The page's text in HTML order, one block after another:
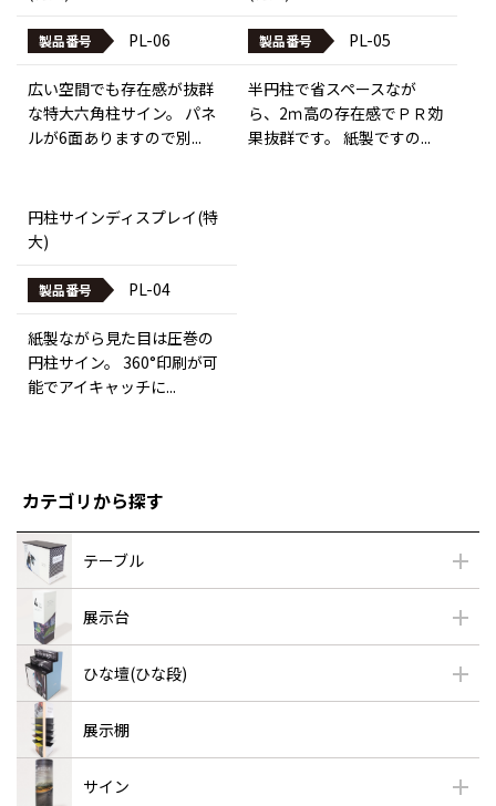
製品番号 PL-06
広い空間でも存在感が抜群
な特大六角柱サイン。 パネ
ルが6面ありますので別...
製品番号 PL-05
半円柱で省スペースなが
ら、2ｍ高の存在感でＰＲ効
果抜群です。 紙製ですの...
円柱サインディスプレイ(特
大)
製品番号 PL-04
紙製ながら見た目は圧巻の
円柱サイン。 360°印刷が可
能でアイキャッチに...
カテゴリから探す
テーブル
展示台
ひな壇(ひな段)
展示棚
サイン